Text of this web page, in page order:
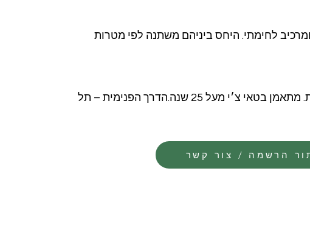
לחימתי. היחס ביניהם משתנה לפי מטרות
רון מלצ׳ט – מדריך טאי צ׳י והגנה עצמית. מתאמן בטאי צ׳י מעל 25 שנה.הדרך הפנימית – תל
הרשמה / צור קשר